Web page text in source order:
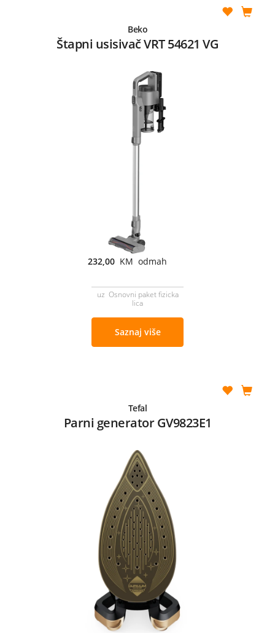
Beko
Štapni usisivač VRT 54621 VG
232,00 KM odmah
uz Osnovni paket fizicka
lica
Saznaj više
Tefal
Parni generator GV9823E1